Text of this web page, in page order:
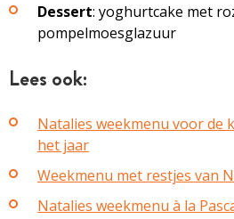
Dessert: yoghurtcake met
pompelmoesglazuur
Lees ook:
Natalies weekmenu voor de
het jaar
Weekmenu met restjes van
Natalies weekmenu à la